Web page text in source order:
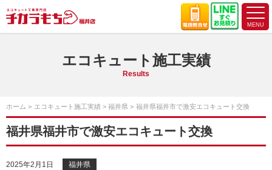
エコキュート施工実績
Results
ホーム エコキュート施工実績 福井県 福井県福井市で激安エコキュート交換
福井県福井市で激安エコキュート交換
2025年2月1日 福井県